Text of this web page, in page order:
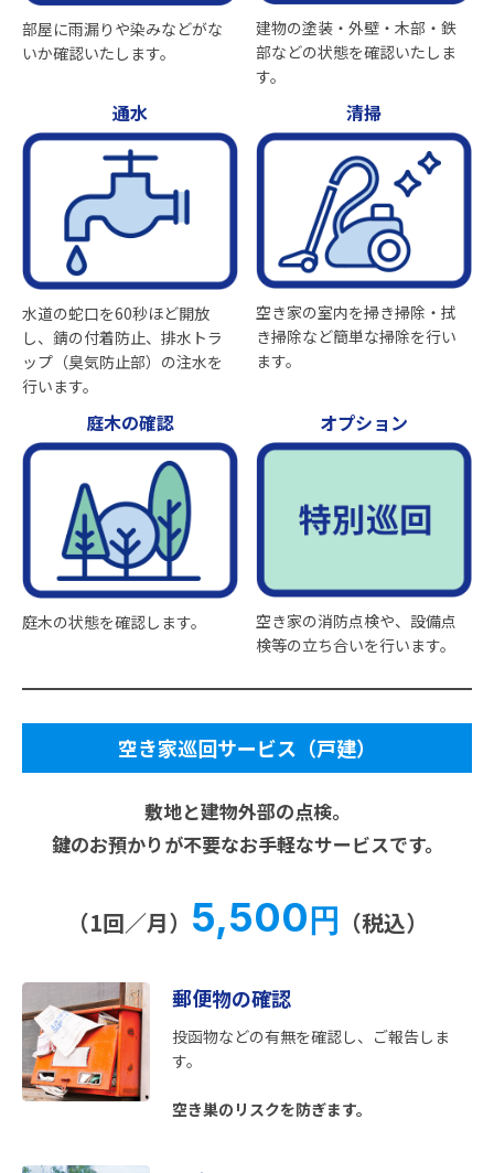
部屋に雨漏りや染みなどがな
いか確認いたします。
建物の塗装・外壁・木部・鉄
部などの状態を確認いたしま
す。
通水
水道の蛇口を60秒ほど開放
し、錆の付着防止、排水トラ
ップ（臭気防止部）の注水を
行います。
清掃
空き家の室内を掃き掃除・拭
き掃除など簡単な掃除を行い
ます。
庭木の確認
庭木の状態を確認します。
オプション
空き家の消防点検や、設備点
検等の立ち合いを行います。
空き家巡回サービス（戸建）
敷地と建物外部の点検。
鍵のお預かりが不要なお手軽なサービスです。
（1回／月） 5,500 円 （税込）
郵便物の確認
投函物などの有無を確認し、ご報告しま
す。
空き巣のリスクを防ぎます。